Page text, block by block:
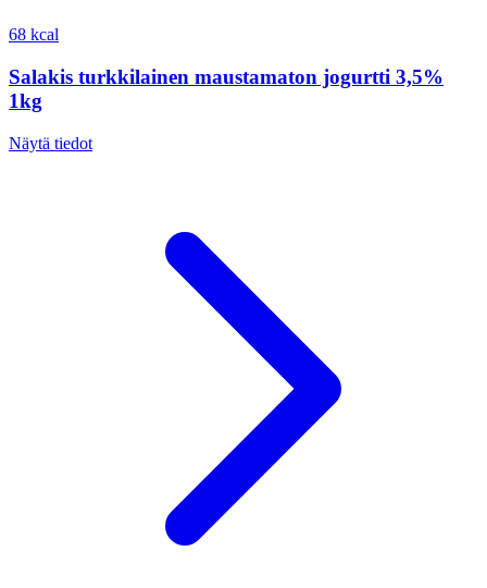
68 kcal
Salakis turkkilainen maustamaton jogurtti 3,5%
1kg
Näytä tiedot